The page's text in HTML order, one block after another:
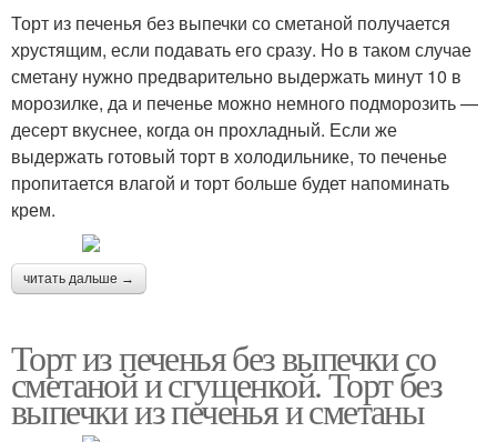
Торт из печенья без выпечки со сметаной получается
хрустящим, если подавать его сразу. Но в таком случае
сметану нужно предварительно выдержать минут 10 в
морозилке, да и печенье можно немного подморозить —
десерт вкуснее, когда он прохладный. Если же
выдержать готовый торт в холодильнике, то печенье
пропитается влагой и торт больше будет напоминать
крем.
читать дальше →
Торт из печенья без выпечки со
сметаной и сгущенкой. Торт без
выпечки из печенья и сметаны